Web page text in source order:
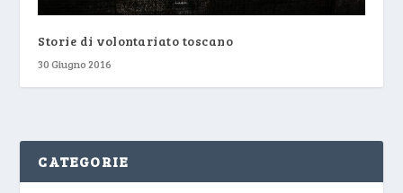
Storie di volontariato toscano
30 Giugno 2016
CATEGORIE